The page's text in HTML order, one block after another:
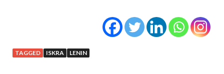
TAGGED ISKRA LENIN